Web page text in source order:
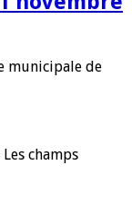
municipale de
Les champs